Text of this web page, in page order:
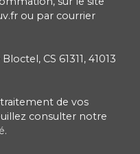
ou par courrier
CS 61311, 41013
de vos
consulter notre
.